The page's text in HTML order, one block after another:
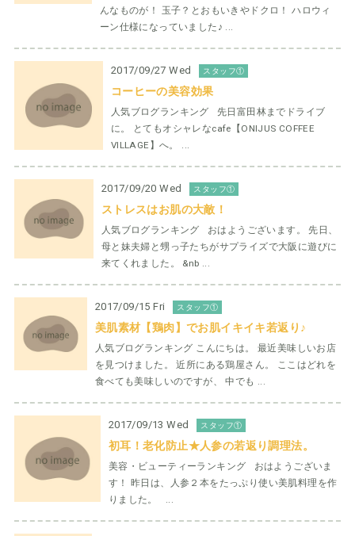
んなものが！ 玉子？とおもいきやドクロ！ ハロウィ
ーン仕様になっていました♪ ...
2017/09/27 Wed スタッフ①
コーヒーの美容効果
人気ブログランキング 先日富田林までドライブ
に。 とてもオシャレなcafe【ONIJUS COFFEE
VILLAGE】へ。 ...
2017/09/20 Wed スタッフ①
ストレスはお肌の大敵！
人気ブログランキング おはようございます。 先日、
母と妹夫婦と甥っ子たちがサプライズで大阪に遊びに
来てくれました。 &nb ...
2017/09/15 Fri スタッフ①
美肌素材【鶏肉】でお肌イキイキ若返り♪
人気ブログランキング こんにちは。 最近美味しいお店
を見つけました。 近所にある鶏屋さん。 ここはどれを
食べても美味しいのですが、 中でも ...
2017/09/13 Wed スタッフ①
初耳！老化防止★人参の若返り調理法。
美容・ビューティーランキング おはようございま
す！ 昨日は、人参２本をたっぷり使い美肌料理を作
りました。 ...